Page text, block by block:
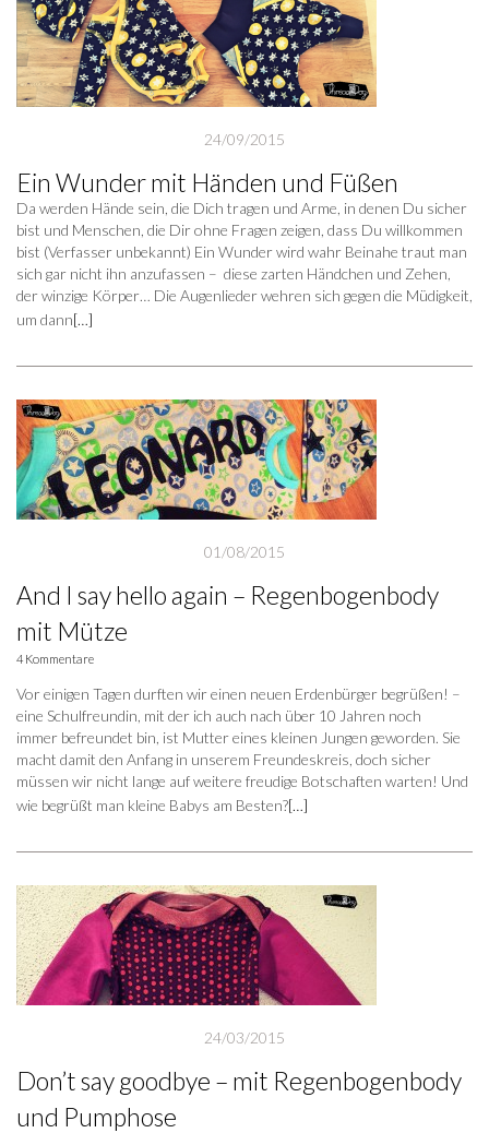
24/09/2015
Ein Wunder mit Händen und Füßen
Da werden Hände sein, die Dich tragen und Arme, in denen Du sicher
bist und Menschen, die Dir ohne Fragen zeigen, dass Du willkommen
bist (Verfasser unbekannt) Ein Wunder wird wahr Beinahe traut man
sich gar nicht ihn anzufassen – diese zarten Händchen und Zehen,
der winzige Körper… Die Augenlieder wehren sich gegen die Müdigkeit,
um dann[…]
01/08/2015
And I say hello again – Regenbogenbody
mit Mütze
4 Kommentare
Vor einigen Tagen durften wir einen neuen Erdenbürger begrüßen! –
eine Schulfreundin, mit der ich auch nach über 10 Jahren noch
immer befreundet bin, ist Mutter eines kleinen Jungen geworden. Sie
macht damit den Anfang in unserem Freundeskreis, doch sicher
müssen wir nicht lange auf weitere freudige Botschaften warten! Und
wie begrüßt man kleine Babys am Besten?[…]
24/03/2015
Don’t say goodbye – mit Regenbogenbody
und Pumphose